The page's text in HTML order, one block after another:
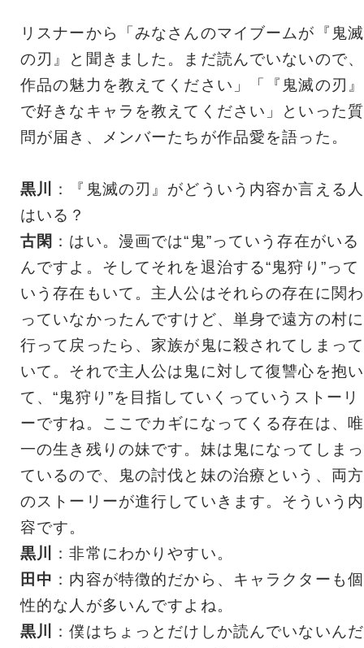
リスナーから「みなさんのマイブームが『鬼滅
の刃』と聞きました。まだ読んでいないので、
作品の魅力を教えてください」「『鬼滅の刃』
で好きなキャラを教えてください」といった質
問が届き、メンバーたちが作品愛を語った。
黒川
：『鬼滅の刃』がどういう内容か言える人
はいる？
古閑 ：はい。漫画では“鬼”っていう存在がいる
んですよ。そしてそれを退治する“鬼狩り”って
いう存在もいて。主人公はそれらの存在に関わ
っていなかったんですけど、単身で遠方の村に
行って戻ったら、家族が鬼に殺されてしまって
いて。それで主人公は鬼に対して復讐心を抱い
て、“鬼狩り”を目指していくっていうストーリ
ーですね。ここでカギになってくる存在は、唯
一の生き残りの妹です。妹は鬼になってしまっ
ているので、鬼の討伐と妹の治療という、両方
のストーリーが進行していきます。そういう内
容です。
黒川
：非常にわかりやすい。
田中 ：内容が特徴的だから、キャラクターも個
性的な人が多いんですよね。
黒川
：僕はちょっとだけしか読んでいないんだ